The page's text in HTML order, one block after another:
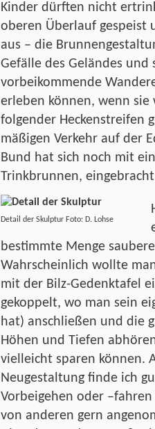
Kinder dürften nicht
oberen Überlauf gespeist
aus – die
Gefälle des Geländes
vorbeikommende
erleben können, wenn
folgender Heckenstreifen
mäßigen Verkehr auf der
Bund hat sich noch mit
Trinkbrunnen,
Detail der Skulptur Foto: D. Lohse
bestimmte Menge
Wahrscheinlich wollte
mit der Bilz-Gedenktafel
gekoppelt, wo man sein
hat) anschließen und die
Höhen und Tiefen
vielleicht sparen können.
Neugestaltung finde ich
Vorbeigehen oder
von anderen gern